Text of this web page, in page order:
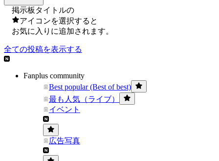
掲示板タイトルの
アイコンを選択すると
お気に入りに追加されます。
全ての投稿を表示する
Fanplus community
Best popular (Best of best)
最も人気（ライブ）
イベント
広告写真